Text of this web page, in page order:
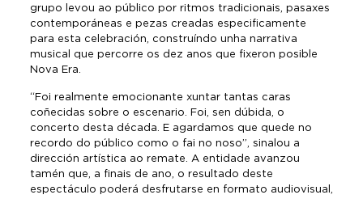
grupo levou ao público por ritmos tradicionais, pasaxes
contemporáneas e pezas creadas especificamente
para esta celebración, construíndo unha narrativa
musical que percorre os dez anos que fixeron posible
Nova Era.
“Foi realmente emocionante xuntar tantas caras
coñecidas sobre o escenario. Foi, sen dúbida, o
concerto desta década. E agardamos que quede no
recordo do público como o fai no noso”, sinalou a
dirección artística ao remate. A entidade avanzou
tamén que, a finais de ano, o resultado deste
espectáculo poderá desfrutarse en formato audiovisual,